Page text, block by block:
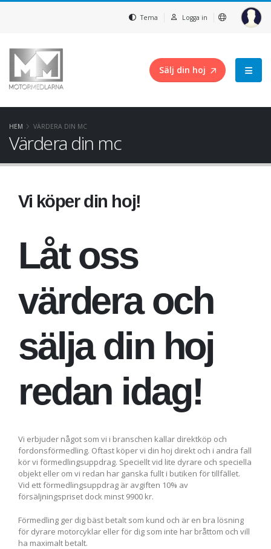
Tema Logga in
Sälj din hoj
HEM VÄRDERA DIN MC
Värdera din mc
Vi köper din hoj!
Låt oss
värdera och
sälja din hoj
redan idag!
Vi erbjuder något som vi i branschen kallar direktköp och
fordonsförmedling. Oftast köper vi din hoj direkt och i andra fall
kör vi förmedlingsuppdrag. Speciellt vid lite dyrare och speciella
objekt eller om vi redan har ganska fullt i butiken för tillfället.
Vid ett förmedlingsuppdrag är avgiften 10% av
försäljningspriset dock minst 9900 kr.
Förmedling ger dig bäst betalt som kund och är en bra lösning
för dyrare motorcyklar eller för dig som inte har bråttom och vill
ha maximalt betalt.